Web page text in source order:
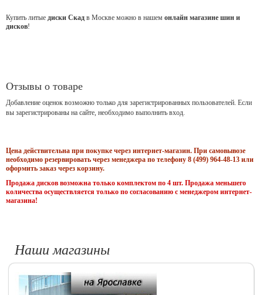
Купить литые диски Скад в Москве можно в нашем онлайн магазине шин и
дисков!
Отзывы о товаре
Добавление оценок возможно только для зарегистрированных пользователей. Если
вы зарегистрированы на сайте, необходимо выполнить вход.
Цена действительна при покупке через интернет-магазин. При самовывозе
необходимо резервировать через менеджера по телефону 8 (499) 964-48-13 или
оформить заказ через корзину.
Продажа дисков возможна только комплектом по 4 шт. Продажа меньшего
количества осуществляется только по согласованию с менеджером интернет-
магазина!
Наши магазины